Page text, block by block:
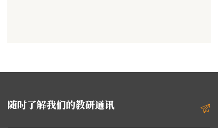
随时了解我们的教研通讯